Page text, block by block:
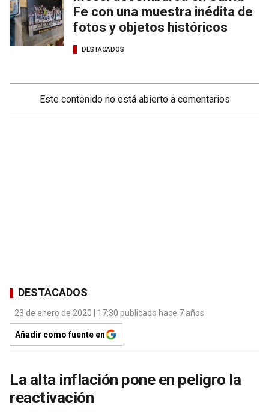
Fe con una muestra inédita de
fotos y objetos históricos
DESTACADOS
Este contenido no está abierto a comentarios
DESTACADOS
23 de enero de 2020 | 17:30 publicado hace 7 años
Añadir como fuente en
La alta inflación pone en peligro la
reactivación